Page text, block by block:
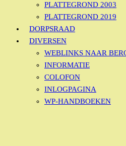
PLATTEGROND 2003
PLATTEGROND 2019
DORPSRAAD
DIVERSEN
WEBLINKS NAAR
INFORMATIE
COLOFON
INLOGPAGINA
WP-HANDBOEKEN